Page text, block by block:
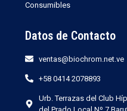
Consumibles
Datos de Contacto
ventas@biochrom.net.ve
+58 0414 2078893
Urb. Terrazas del Club